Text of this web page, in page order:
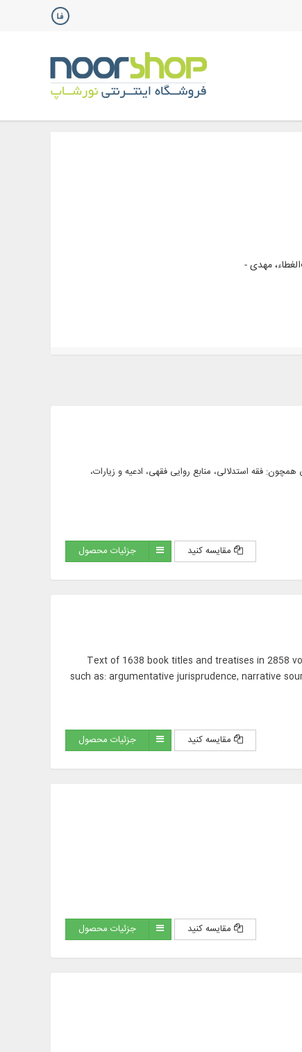
مهدی -
در محورهایی همچون: فقه استدلالی، منابع روایی فقهی، ادعیه و زیارات،
مقایسه کنید جزئیات محصول
Text of 1638 book titles and treatises in 2858
such as: argumentative jurisprudence, narrative
مقایسه کنید جزئیات محصول
مقایسه کنید جزئیات محصول